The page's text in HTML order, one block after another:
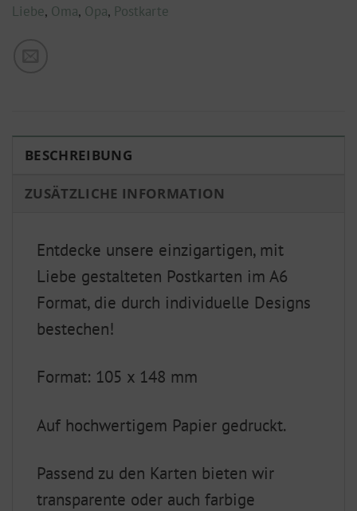
Liebe, Oma, Opa, Postkarte
BESCHREIBUNG
ZUSÄTZLICHE INFORMATION
Entdecke unsere einzigartigen, mit
Liebe gestalteten Postkarten im A6
Format, die durch individuelle Designs
bestechen!
Format: 105 x 148 mm
Auf hochwertigem Papier gedruckt.
Passend zu den Karten bieten wir
transparente oder auch farbige